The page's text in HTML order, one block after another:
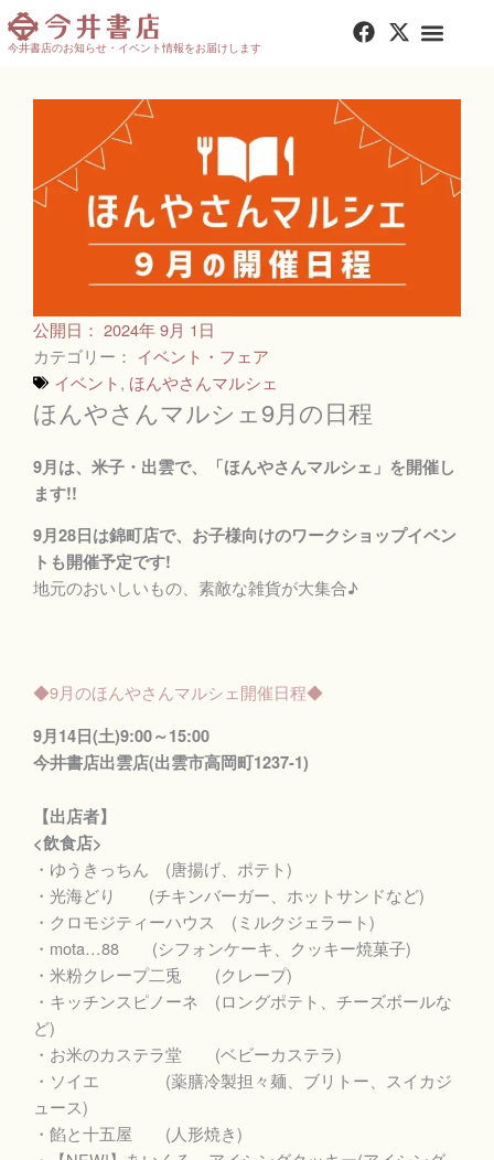
容今井書店のお知らせ・イベント情報をお届けします
F
a
e
b
o
o
X
-
w
t
r
公開日： 2024年 9月 1日
カテゴリー： イベント・フェア
イベント, ほんやさんマルシェ
ほんやさんマルシェ9月の日程
9月は、米子・出雲で、「ほんやさんマルシェ」を開催し
ます!!
9月28日は錦町店で、お子様向けのワークショップイベン
トも開催予定です!
地元のおいしいもの、素敵な雑貨が大集合♪
◆9月のほんやさんマルシェ開催日程◆
9月14日(土)9:00～15:00
今井書店出雲店(出雲市高岡町1237-1)
【出店者】
<飲食店>
・ゆうきっちん (唐揚げ、ポテト)
・光海どり (チキンバーガー、ホットサンドなど)
・クロモジティーハウス (ミルクジェラート)
・mota…88 (シフォンケーキ、クッキー焼菓子)
・米粉クレープ二兎 (クレープ)
・キッチンスピノーネ (ロングポテト、チーズボールな
ど)
・お米のカステラ堂 (ベビーカステラ)
・ソイエ (薬膳冷製担々麺、ブリトー、スイカジ
ュース)
・餡と十五屋 (人形焼き)